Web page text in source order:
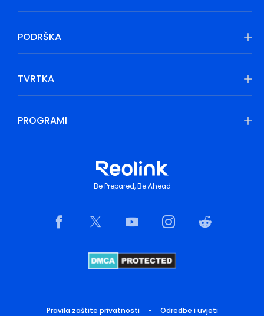
PODRŠKA
TVRTKA
PROGRAMI
Be Prepared, Be Ahead
Pravila zaštite privatnosti • Odredbe i uvjeti